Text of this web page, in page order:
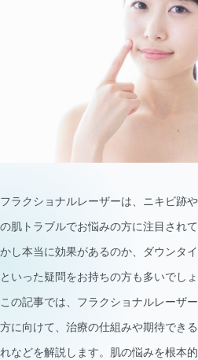
フラクショナルレーザーは、ニキビ跡
の肌トラブルでお悩みの方に注目され
かし本当に効果があるのか、ダウンタイ
といった疑問をお持ちの方も多いでしょ
この記事では、フラクショナルレーザ
方に向けて、治療の仕組みや期待でき
れなどを解説します。肌の悩みを根本